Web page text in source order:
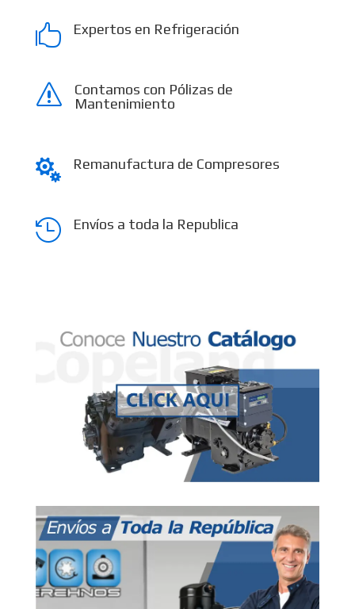
 Expertos en Refrigeración
s
Contamos con Pólizas de
Mantenimiento
 Remanufactura de Compresores
 Envíos a toda la Republica